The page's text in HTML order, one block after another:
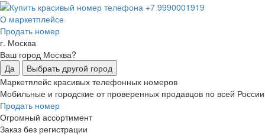
О маркетплейсе
Продать номер
г. Москва
Ваш город Москва?
Да
Выбрать другой город
Маркетплейс красивых телефонных номеров
Мобильные и городские от проверенных продавцов по всей России
Продать номер
Огромный ассортимент
Заказ без регистрации